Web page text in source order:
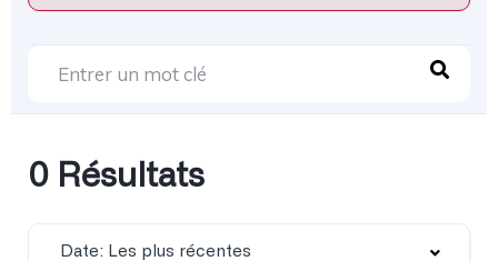
0 Résultats
Date: Les plus récentes